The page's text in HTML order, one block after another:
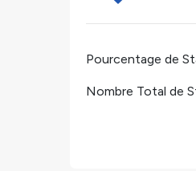
Pourcentage de
Nombre Total de